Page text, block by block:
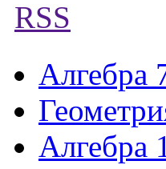
RSS
Алгебра
Алгебра